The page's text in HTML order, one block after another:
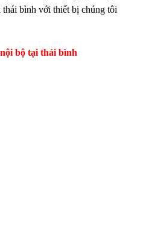
thái bình với thiết bị chúng tôi
bộ tại thái bình